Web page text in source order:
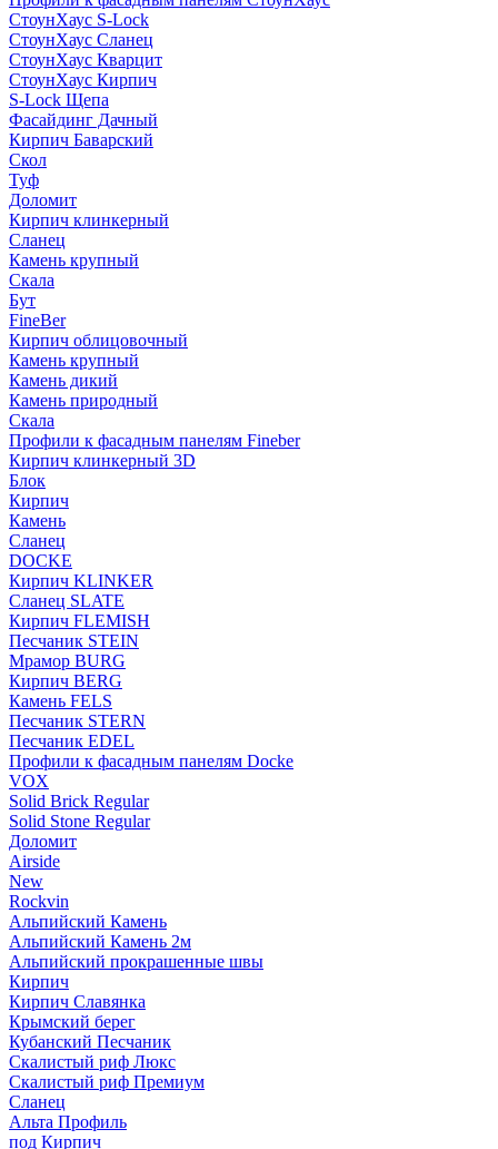
СтоунХаус S-Lock
СтоунХаус Сланец
СтоунХаус Кварцит
СтоунХаус Кирпич
S-Lock Щепа
Фасайдинг Дачный
Кирпич Баварский
Скол
Туф
Доломит
Кирпич клинкерный
Сланец
Камень крупный
Скала
Бут
FineBer
Кирпич облицовочный
Камень крупный
Камень дикий
Камень природный
Скала
Профили к фасадным панелям Fineber
Кирпич клинкерный 3D
Блок
Кирпич
Камень
Сланец
DOCKE
Кирпич KLINKER
Сланец SLATE
Кирпич FLEMISH
Пес­ча­ник STEIN
Мрамор BURG
Кирпич BERG
Камень FELS
Пес­ча­ник STERN
Пес­ча­ник EDEL
Профили к фасадным панелям Docke
VOX
Solid Brick Regular
Solid Stone Regular
Доломит
Airside
New
Rockvin
Альпийский Камень
Альпийский Камень 2м
Альпийский прокрашенные швы
Кирпич
Кирпич Славянка
Крымский берег
Кубанский Песчаник
Скалистый риф Люкс
Скалистый риф Премиум
Сланец
Альта Профиль
под Кирпич